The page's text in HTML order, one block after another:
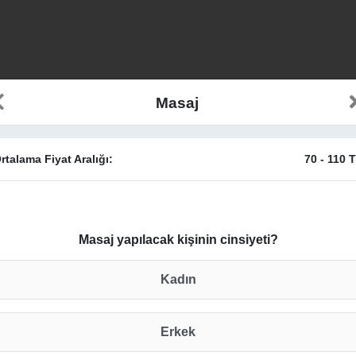
Masaj
Fiyat Aralığı: 70 - 110
Masaj yapılacak kişinin cinsiyeti?
Kadın
Erkek